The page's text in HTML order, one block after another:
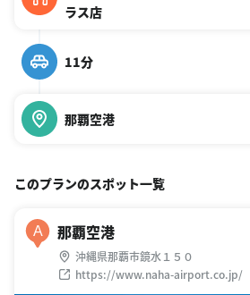
ラス店
11分
那覇空港
このプランのスポット一覧
A 那覇空港
沖縄県那覇市鏡水１５０
https://www.naha-airport.co.jp/